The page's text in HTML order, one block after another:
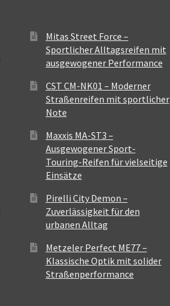
Mitas Street Force –
Sportlicher Alltagsreifen mit
ausgewogener Performance
CST CM-NK01 – Moderner
Straßenreifen mit sportlicher
Note
Maxxis MA-ST3 –
Ausgewogener Sport-
Touring-Reifen für vielseitige
Einsätze
Pirelli City Demon –
Zuverlässigkeit für den
urbanen Alltag
Metzeler Perfect ME77 –
Klassische Optik mit solider
Straßenperformance